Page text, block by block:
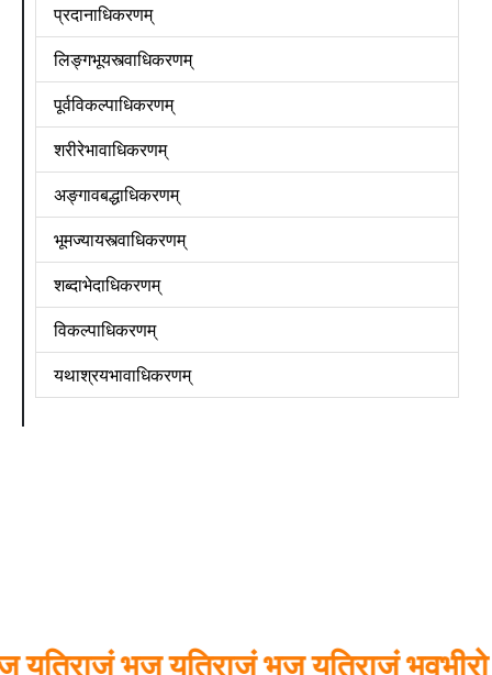
प्रदानाधिकरणम्
लिङ्गभूयस्त्वाधिकरणम्
पूर्वविकल्पाधिकरणम्
शरीरेभावाधिकरणम्
अङ्गावबद्धाधिकरणम्
भूमज्यायस्त्वाधिकरणम्
शब्दाभेदाधिकरणम्
विकल्पाधिकरणम्
यथाश्रयभावाधिकरणम्
भज यतिराजं भज यतिराजं भवभीरो